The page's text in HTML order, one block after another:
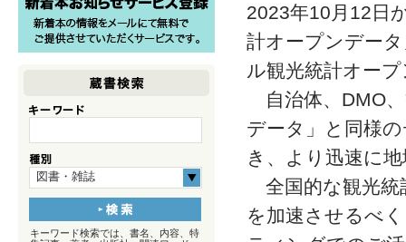
2023年10月12日
計オープンデー
ル観光統計オー
自治体、DMO
データ」と同様
き、より迅速に
全国的な観光統
を加速させるべ
図書・雑誌
キーワード検索では、書名、内容、特